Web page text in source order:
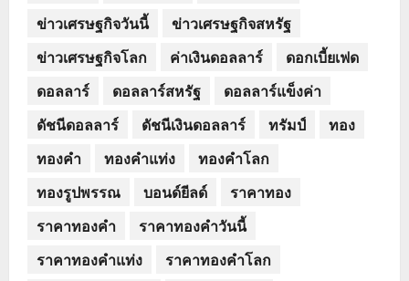
ข่าวเศรษฐกิจวันนี้
ข่าวเศรษฐกิจสหรัฐ
ข่าวเศรษฐกิจโลก
ค่าเงินดอลลาร์
ดอกเบี้ยเฟด
ดอลลาร์
ดอลลาร์สหรัฐ
ดอลลาร์แข็งค่า
ดัชนีดอลลาร์
ดัชนีเงินดอลลาร์ ทรัมป์
ทอง
ทองคำ
ทองคำแท่ง
ทองคำโลก
ทองรูปพรรณ
บอนด์ยีลด์
ราคาทอง
ราคาทองคำ
ราคาทองคำวันนี้
ราคาทองคำแท่ง
ราคาทองคำโลก